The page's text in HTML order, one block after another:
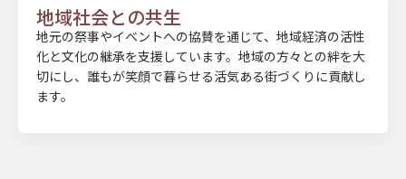
地域社会との共生
地元の祭事やイベントへの協賛を通じて、地域経済の活性
化と文化の継承を支援しています。地域の方々との絆を大
切にし、誰もが笑顔で暮らせる活気ある街づくりに貢献し
ます。